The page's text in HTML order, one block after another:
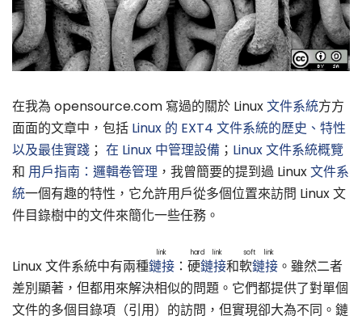
在我為 opensource.com 寫過的關於 Linux文件系統方方
面面的文章中，包括 Linux 的 EXT4 文件系統的歷史、特性
以及最佳實踐 ； 在 Linux 中管理設備 ； Linux 文件系統概覽
和 用戶指南：邏輯卷管理 ，我曾簡要的提到過 Linux文件系
統一個有趣的特性，它允許用戶從多個位置來訪問 Linux 文
件目錄樹中的文件來簡化一些任務。
Linux 文件系統中有兩種鏈接
link
： 硬鏈接
hard link
和軟鏈接
soft link
。雖然二者
差別顯著，但都用來解決相似的問題。它們都提供了對單個
文件的多個目錄項（引用）的訪問，但實現卻大為不同。鏈